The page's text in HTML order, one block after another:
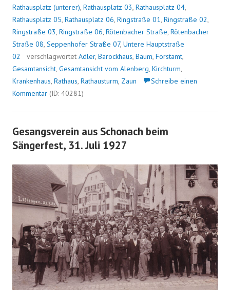
Rathausplatz (unterer), Rathausplatz 03, Rathausplatz 04,
Rathausplatz 05, Rathausplatz 06, Ringstraße 01, Ringstraße 02,
Ringstraße 03, Ringstraße 06, Rötenbacher Straße, Rötenbacher
Straße 08, Seppenhofer Straße 07, Untere Hauptstraße
02
verschlagwortet Adler, Barockhaus, Baum, Forstamt,
Gesamtansicht, Gesamtansicht vom Alenberg, Kirchturm,
Krankenhaus, Rathaus, Rathausturm, Zaun
Schreibe einen
Kommentar (ID: 40281)
Gesangsverein aus Schonach beim
Sängerfest, 31. Juli 1927